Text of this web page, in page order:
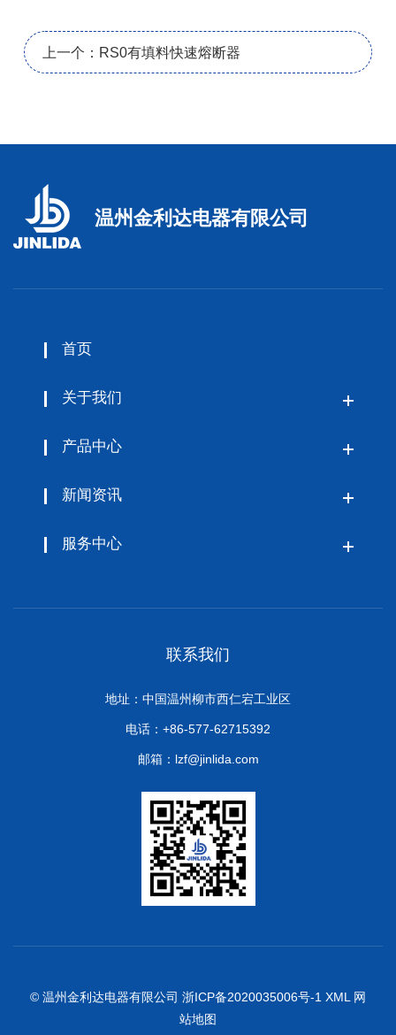
上一个：RS0有填料快速熔断器
温州金利达电器有限公司
首页
关于我们
产品中心
新闻资讯
服务中心
联系我们
地址：中国温州柳市西仁宕工业区
电话：+86-577-62715392
邮箱：lzf@jinlida.com
© 温州金利达电器有限公司 浙ICP备2020035006号-1 XML 网
站地图